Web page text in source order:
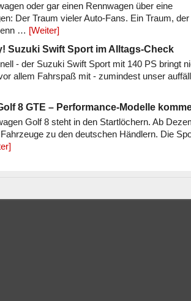
oder gar einen Rennwagen über eine
Der Traum vieler Auto-Fans. Ein Traum,
… [Weiter]
Suzuki Swift Sport im Alltags-Check
- der Suzuki Swift Sport mit 140 PS bringt
allem Fahrspaß mit - zumindest unser
8 GTE – Performance-Modelle
Golf 8 steht in den Startlöchern. Ab
zu den deutschen Händlern. Die